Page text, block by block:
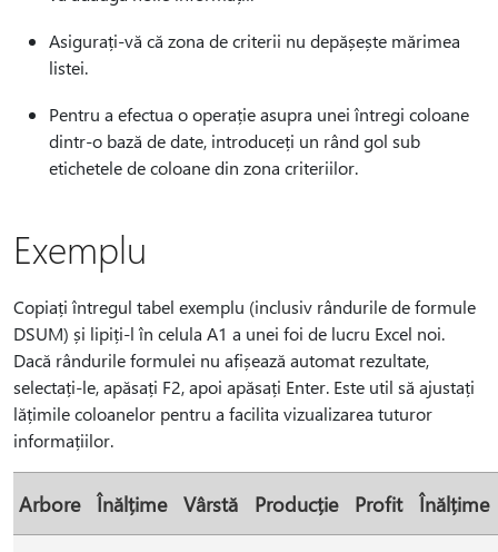
Asigurați-vă că zona de criterii nu depășește mărimea
listei.
Pentru a efectua o operație asupra unei întregi coloane
dintr-o bază de date, introduceți un rând gol sub
etichetele de coloane din zona criteriilor.
Exemplu
Copiați întregul tabel exemplu (inclusiv rândurile de formule
DSUM) și lipiți-l în celula A1 a unei foi de lucru Excel noi.
Dacă rândurile formulei nu afișează automat rezultate,
selectați-le, apăsați F2, apoi apăsați Enter. Este util să ajustați
lățimile coloanelor pentru a facilita vizualizarea tuturor
informațiilor.
Arbore Înălțime Vârstă Producție Profit Înălțime